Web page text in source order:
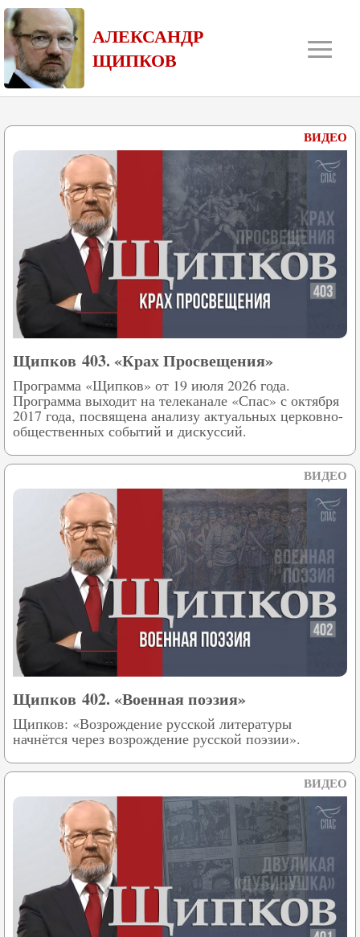
АЛЕКСАНДР
ЩИПКОВ
≡
ВИДЕО
Щипков 403. «Крах Просвещения»
Программа «Щипков» от 19 июля 2026 года.
Программа выходит на телеканале «Спас» с октября
2017 года, посвящена анализу актуальных церковно-
общественных событий и дискуссий.
ВИДЕО
Щипков 402. «Военная поэзия»
Щипков: «Возрождение русской литературы
начнётся через возрождение русской поэзии».
ВИДЕО